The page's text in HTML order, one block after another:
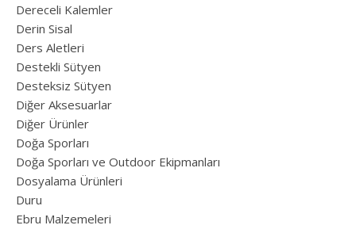
Dereceli Kalemler
Derin Sisal
Ders Aletleri
Destekli Sütyen
Desteksiz Sütyen
Diğer Aksesuarlar
Diğer Ürünler
Doğa Sporları
Doğa Sporları ve Outdoor Ekipmanları
Dosyalama Ürünleri
Duru
Ebru Malzemeleri